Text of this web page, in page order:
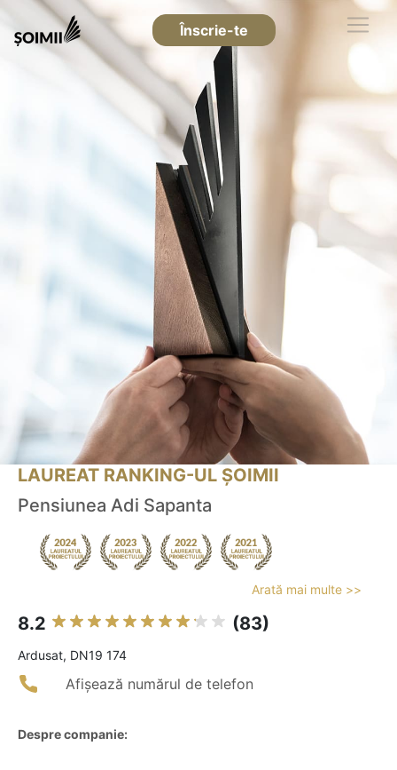
Înscrie-te
LAUREAT RANKING-UL ȘOIMII
Pensiunea Adi Sapanta
Arată mai multe >>
8.2 (83)
Ardusat, DN19 174
Afișează numărul de telefon
Despre companie: